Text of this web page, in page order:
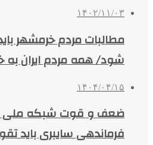
۱۴۰۲/۱۱/۰۳
مطالبات مردم خرمشهر
شود/ همه مردم ایران به
۱۴۰۴/۰۴/۱۵
ضعف و قوت شبکه ملی
فرماندهی سایبری باید